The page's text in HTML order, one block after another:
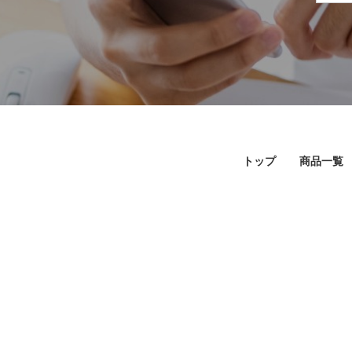
トップ 商品一覧